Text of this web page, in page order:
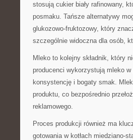
stosują cukier biały rafinowany,
posmaku. Tańsze alternatywy
glukozowo-fruktozowy, który
szczególnie widoczna dla osób,
Mleko to kolejny składnik, który
producenci wykorzystują mleko w
konsystencję i bogaty smak.
produktu, co bezpośrednio
reklamowego.
Proces produkcji również ma
gotowania w kotłach miedziano-